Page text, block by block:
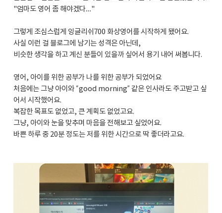
"엄마도 영어 좀 해야겠다…"
그렇게 조심스럽게 잉글리쉬700 화상영어를 시작하게 됐어요.
사실 이런 걸 블로그에 남기는 성격은 아닌데,
비슷한 생각을 하고 계신 분들이 있을까 싶어서 용기 내어 써봅니다.
영어, 아이를 위한 공부가 나를 위한 공부가 되었어요
처음에는 그냥 아이와 “good morning” 같은 인사라도 주고받고 싶
어서 시작했어요.
복잡한 목표도 없었고, 큰 계획도 없었고요.
그냥, 아이와 눈을 맞추며 마음을 전해보고 싶었어요.
바쁜 하루 중 20분 정도는 저를 위한 시간으로 딱 좋더라고요.